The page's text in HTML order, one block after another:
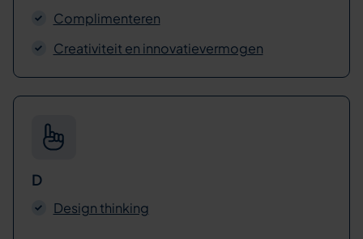
Complimenteren
Creativiteit en innovatievermogen
D
Design thinking